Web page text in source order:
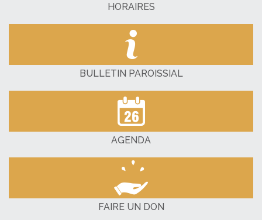
HORAIRES
BULLETIN PAROISSIAL
AGENDA
FAIRE UN DON